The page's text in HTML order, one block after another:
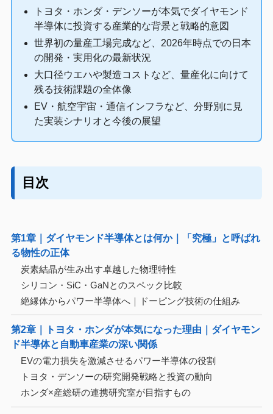
トヨタ・ホンダ・デンソーが本気でダイヤモンド
半導体に投資する産業的な背景と戦略的意図
世界初の量産工場完成など、2026年時点での日本
の開発・実用化の最新状況
大口径ウエハや製造コストなど、量産化に向けて
残る技術課題の全体像
EV・航空宇宙・通信インフラなど、分野別に見
た実装シナリオと今後の展望
目次
第1章｜ダイヤモンド半導体とは何か｜「究極」と呼ばれ
る物性の正体
炭素結晶が生み出す卓越した物理特性
シリコン・SiC・GaNとのスペック比較
絶縁体からパワー半導体へ｜ドーピング技術の仕組み
第2章｜トヨタ・ホンダが本気になった理由｜ダイヤモン
ド半導体と自動車産業の深い関係
EVの電力損失を激減させるパワー半導体の役割
トヨタ・デンソーの研究開発戦略と投資の動向
ホンダ×産総研の連携研究室が目指すもの